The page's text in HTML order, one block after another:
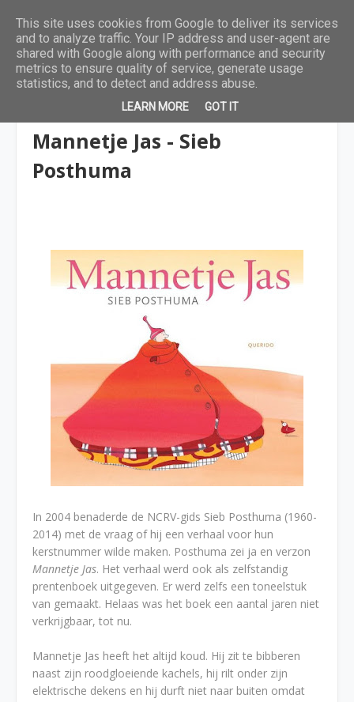
Mannetje Jas - Sieb
Posthuma
In 2004 benaderde de NCRV-gids Sieb Posthuma (1960-
2014) met de vraag of hij een verhaal voor hun
kerstnummer wilde maken. Posthuma zei ja en verzon
Mannetje Jas. Het verhaal werd ook als zelfstandig
prentenboek uitgegeven. Er werd zelfs een toneelstuk
van gemaakt. Helaas was het boek een aantal jaren niet
verkrijgbaar, tot nu.
Mannetje Jas heeft het altijd koud. Hij zit te bibberen
naast zijn roodgloeiende kachels, hij rilt onder zijn
elektrische dekens en hij durft niet naar buiten omdat
This site uses cookies from Google to deliver its services
and to analyze traffic. Your IP address and user-agent are
shared with Google along with performance and security
metrics to ensure quality of service, generate usage
statistics, and to detect and address abuse.
LEARN MORE GOT IT